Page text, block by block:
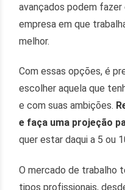
avançados podem
empresa em que
melhor.
Com essas opções, é
escolher aquela que
e com suas ambições.
e faça uma projeção
quer estar daqui a 5 ou
O mercado de trabalho
tipos profissionais,